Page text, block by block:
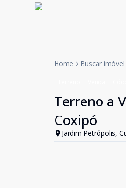
Home Buscar imóvel
Terreno a
Coxipó
Jardim Petrópolis,